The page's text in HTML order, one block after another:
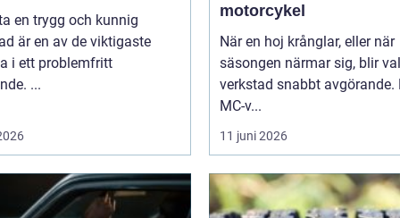
en trygg och kunnig
är en av de viktigaste
i ett problemfritt
...
motorcykel
När en hoj krånglar, eller när
säsongen närmar sig, blir
verkstad snabbt avgörande.
MC-v...
11 juni 2026